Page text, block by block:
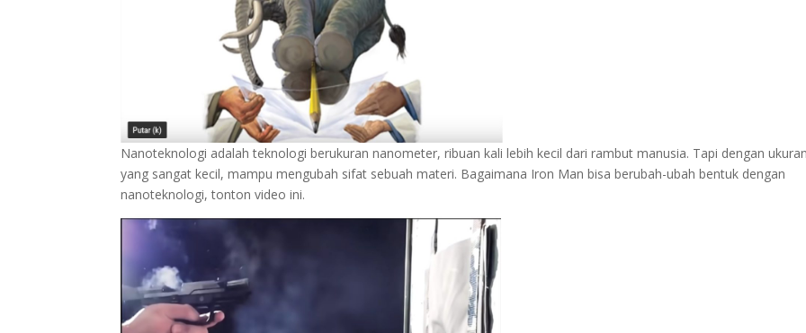
Nanoteknologi adalah teknologi berukuran nanometer, ribuan kali lebih kecil dari rambut manusia. Tapi dengan
yang sangat kecil, mampu mengubah sifat sebuah materi. Bagaimana Iron Man bisa berubah-ubah bentuk dengan
nanoteknologi, tonton video ini.